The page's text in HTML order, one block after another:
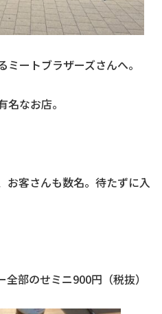
ミートブラザーズさんへ。
なお店。
お客さんも数名。待たずに入
部のせミニ900円（税抜）